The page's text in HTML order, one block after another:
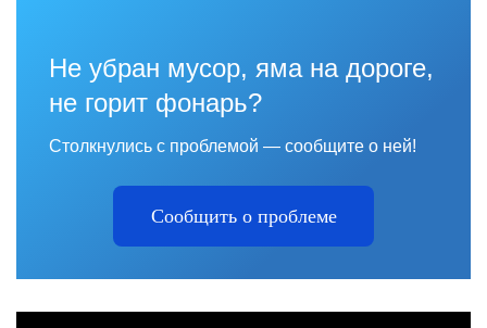
Не убран мусор, яма на дороге,
не горит фонарь?
Столкнулись с проблемой — сообщите о ней!
Сообщить о проблеме